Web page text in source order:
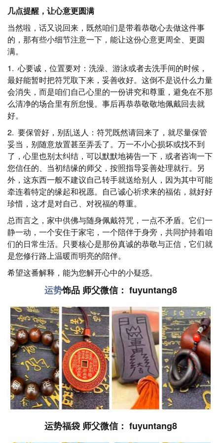
几点提醒，让心意更圆满
当然啦，话又说回来，既然咱们是带着恭敬心去做这件事
的，那有些小细节注意一下，能让这份心意更周全、更圆
满。
1. 心要诚，位置要对：洗澡、游泳或者去洗手间的时候，
最好能暂时把符咒取下来，妥善收好。这倒不是说什么力量
会消失，而是咱们自己心里的一份讲究和尊重，避免在不那
么清净的场合里有所怠慢。事后再恭恭敬敬地佩戴回去就
好。
2. 要保管好，别乱送人：符咒既然请回来了，就尽量保管
妥当，别随意放置甚至弄丢了。万一不小心损坏或找不到
了，心里也别太纠结，可以默默地祷告一下，或者咨询一下
您信任的、当初结缘的师父，按照指导妥善处理就行。另
外，这东西一般不建议自己转手就送给别人，因为其中可能
牵连着特定的缘起和祝愿。自己诚心祈求来的福佑，就好好
珍惜，这才是对自己、对祝福的尊重。
总而言之，家中供佛与随身佩戴符咒，一点不矛盾。它们一
静一动，一个安住于家宅，一个陪伴于身旁，共同护持着咱
们的日常生活。只要核心是那份真诚的恭敬与正信，它们就
是您修行路上温暖而明亮的陪伴。
希望这番解释，能为您解开心中的小疑惑。
运势饰品 师父微信： fuyuntang8
运势福袋 师父微信： fuyuntang8